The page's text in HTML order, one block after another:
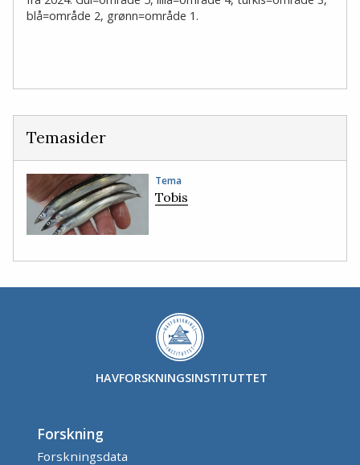
blå=område 2, grønn=område 1.
Temasider
Tema
Tobis
HAVFORSKNINGSINSTITUTTET
Forskning
Forskningsdata